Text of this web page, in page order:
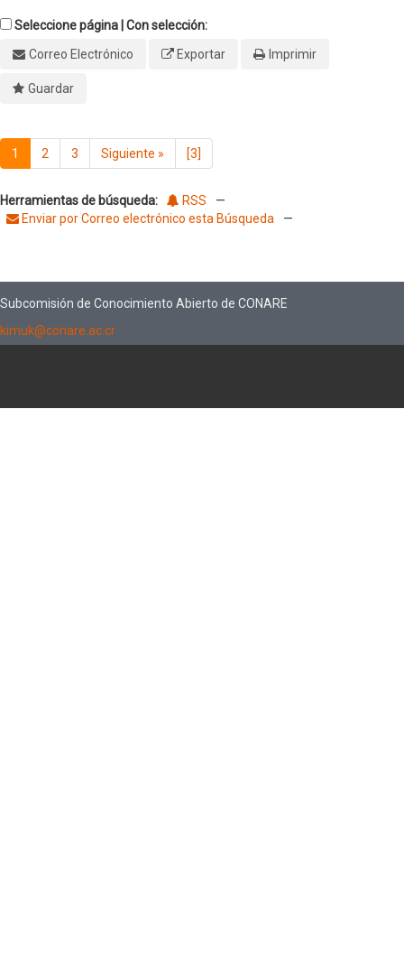
Seleccione página | Con selección:
Correo Electrónico
Exportar Imprimir
Guardar
1 2 3 Siguiente » [3]
Herramientas de búsqueda: RSS
—
Enviar por Correo electrónico esta Búsqueda
—
Subcomisión de Conocimiento Abierto de CONARE
kimuk@conare.ac.cr